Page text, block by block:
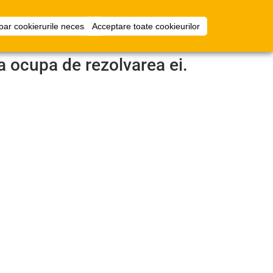
cookierurile necesareAcceptare toate cookieurilor
Configurator
camera
Intra in cont
ocupa de rezolvarea ei.